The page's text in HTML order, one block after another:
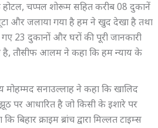
चप्पल शोरूम सहित करीब 08 दुकानें
और जलाया गया है हम ने खुद देखा है तथा
23 दुकानों और घरों की पूरी जानकारी
है, तौसीफ आलम ने कहा कि हम न्याय के
मोहम्मद सनाउल्लाह ने कहा कि खालिद
पर आधारित है जो किसी के इशारे पर
बिहार क्राइम ब्रांच द्वारा मिल्लत टाइम्स